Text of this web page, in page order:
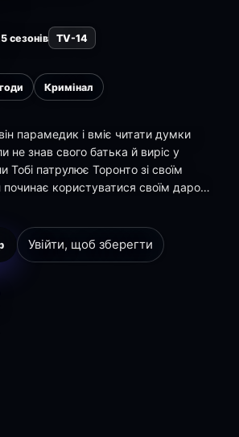
5 сезонів TV-14
Кримінал
парамедик і вміє читати думки
не знав свого батька й виріс у
Тобі патрулює Торонто зі своїм
користуватися своїм даром,
Фосетт, з якою в…
Увійти, щоб зберегти